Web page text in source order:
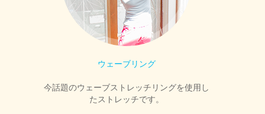
ウェーブリング
今話題のウェーブストレッチリングを使用し
たストレッチです。